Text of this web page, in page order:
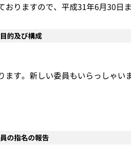
りますので、平成31年6月30日
的及び構成
ます。新しい委員もいらっしゃ
の指名の報告